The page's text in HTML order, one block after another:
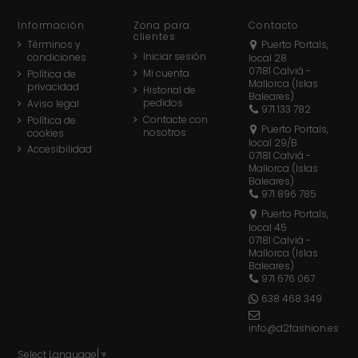
Información
Términos y
condiciones
Política de
privacidad
Aviso legal
Política de
cookies
Accesibilidad
Zona para
clientes
Iniciar sesión
Mi cuenta
Historial de
pedidos
Contacte con
nosotros
Contacto
Puerto Portals,
local 28
07181 Calviá -
Mallorca (Islas
Baleares)
971 133 782
Puerto Portals,
local 29/B
07181 Calviá -
Mallorca (Islas
Baleares)
971 896 785
Puerto Portals,
local 45
07181 Calviá -
Mallorca (Islas
Baleares)
971 676 067
638 468 349
info@d2fashion.es
Select Language ▼